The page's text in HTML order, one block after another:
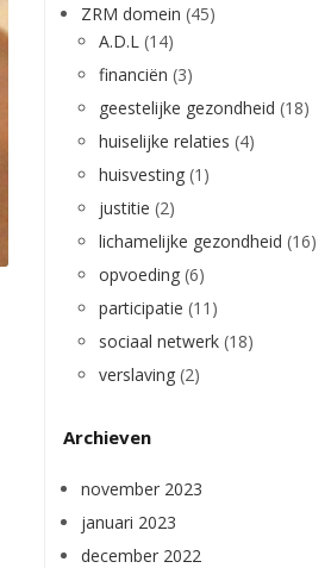
ZRM domein (45)
A.D.L (14)
financiën (3)
geestelijke gezondheid (18)
huiselijke relaties (4)
huisvesting (1)
justitie (2)
lichamelijke gezondheid (16)
opvoeding (6)
participatie (11)
sociaal netwerk (18)
verslaving (2)
Archieven
november 2023
januari 2023
december 2022